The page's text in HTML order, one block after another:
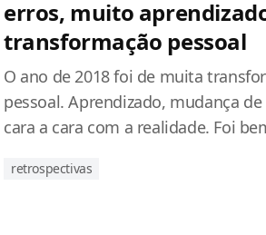
erros, muito
transformação pessoal
O ano de 2018 foi de muita
pessoal. Aprendizado, mudança
cara a cara com a realidade. Foi
retrospectivas